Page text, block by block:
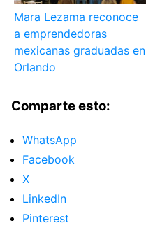
Mara Lezama reconoce
a emprendedoras
mexicanas graduadas en
Orlando
Comparte esto:
WhatsApp
Facebook
X
LinkedIn
Pinterest